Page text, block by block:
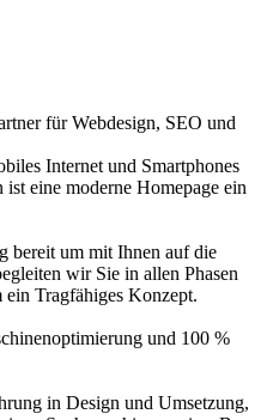
für Webdesign, SEO und
Internet und Smartphones
eine moderne Homepage ein
bereit um mit Ihnen auf die
wir Sie in allen Phasen
ein Tragfähiges Konzept.
und 100 %
in Design und Umsetzung,